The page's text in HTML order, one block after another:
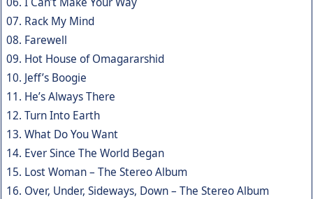
07. Rack My Mind
08. Farewell
09. Hot House of Omagararshid
10. Jeff’s Boogie
11. He’s Always There
12. Turn Into Earth
13. What Do You Want
14. Ever Since The World Began
15. Lost Woman – The Stereo Album
16. Over, Under, Sideways, Down – The Stereo Album